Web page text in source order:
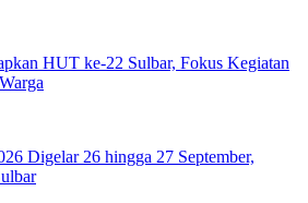
HUT ke-22 Sulbar, Fokus Kegiatan
Digelar 26 hingga 27 September,